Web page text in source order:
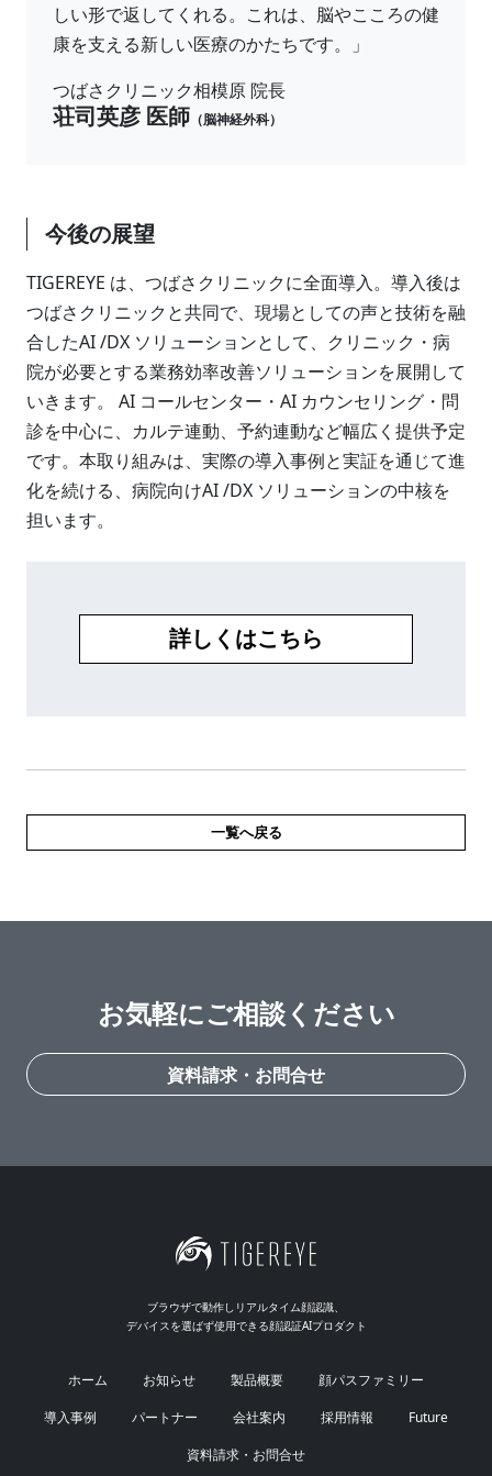
しい形で返してくれる。これは、脳やこころの健
康を支える新しい医療のかたちです。」
つばさクリニック相模原 院長
荘司英彦 医師 （脳神経外科）
今後の展望
TIGEREYE は、つばさクリニックに全面導入。導入後は
つばさクリニックと共同で、現場としての声と技術を融
合したAI /DX ソリューションとして、クリニック・病
院が必要とする業務効率改善ソリューションを展開して
いきます。 AI コールセンター・AI カウンセリング・問
診を中心に、カルテ連動、予約連動など幅広く提供予定
です。本取り組みは、実際の導入事例と実証を通じて進
化を続ける、病院向けAI /DX ソリューションの中核を
担います。
詳しくはこちら
一覧へ戻る
お気軽にご相談ください
資料請求・お問合せ
ブラウザで動作しリアルタイム顔認識、
デバイスを選ばず使用できる顔認証AIプロダクト
ホーム お知らせ 製品概要
顔パスファミリー
導入事例
パートナー 会社案内 採用情報
Future
資料請求・お問合せ